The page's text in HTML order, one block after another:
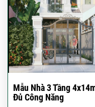
Mẫu Nhà 3 Tầng
Đủ Công Năng